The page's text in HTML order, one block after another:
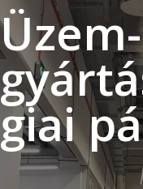
giai